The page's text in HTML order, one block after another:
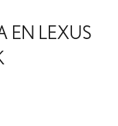
EN LEXUS